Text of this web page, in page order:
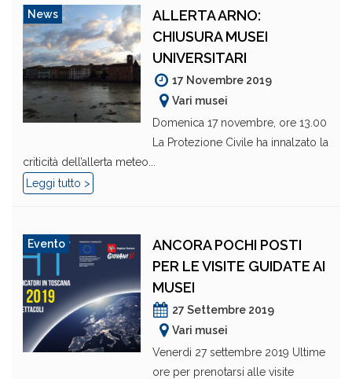
News
ALLERTA ARNO:
CHIUSURA MUSEI
UNIVERSITARI
17 Novembre 2019
Vari musei
Domenica 17 novembre, ore 13.00
La Protezione Civile ha innalzato la
criticità dell’allerta meteo...
Leggi tutto >
Evento
ANCORA POCHI POSTI
PER LE VISITE GUIDATE AI
MUSEI
27 Settembre 2019
Vari musei
Venerdi 27 settembre 2019 Ultime
ore per prenotarsi alle visite